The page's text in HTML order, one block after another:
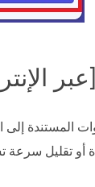
المستندة إلى
أو تقليل